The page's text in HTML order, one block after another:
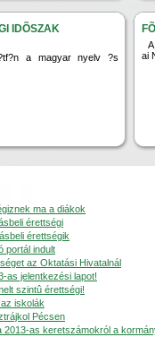
IDÕSZAK
a magyar nyelv ?s
ai
ma a diákok
érettségi
érettségik
portál indult
az Oktatási Hivatalnál
as jelentkezési lapot!
szintû érettségi!
iskolák
Pécsen
2013-as keretszámokról a